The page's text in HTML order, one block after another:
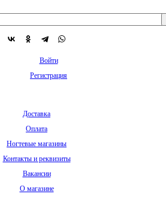
Войти
Регистрация
Доставка
Оплата
Ногтевые магазины
Контакты и реквизиты
Вакансии
О магазине